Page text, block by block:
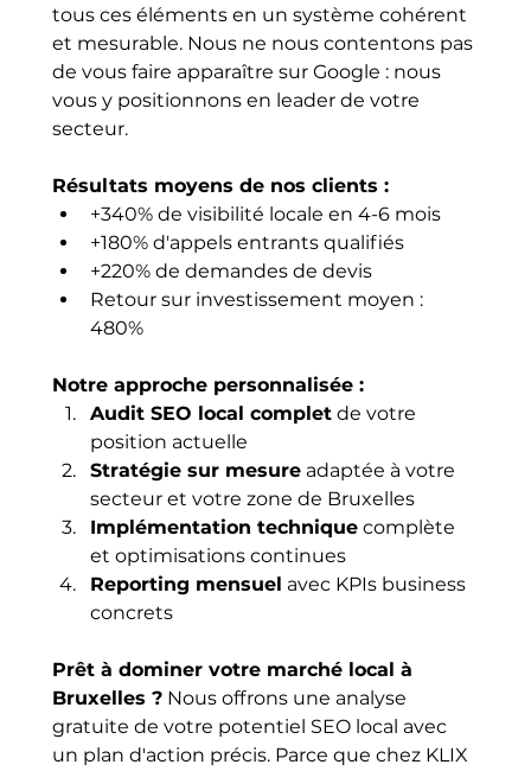
tous ces éléments en un système cohérent
et mesurable. Nous ne nous contentons pas
de vous faire apparaître sur Google : nous
vous y positionnons en leader de votre
secteur.
Résultats moyens de nos clients :
+340% de visibilité locale en 4-6 mois
+180% d'appels entrants qualifiés
+220% de demandes de devis
Retour sur investissement moyen :
480%
Notre approche personnalisée :
Audit SEO local complet de votre
position actuelle
Stratégie sur mesure adaptée à votre
secteur et votre zone de Bruxelles
Implémentation technique complète
et optimisations continues
Reporting mensuel avec KPIs business
concrets
Prêt à dominer votre marché local à
Bruxelles ? Nous offrons une analyse
gratuite de votre potentiel SEO local avec
un plan d'action précis. Parce que chez KLIX